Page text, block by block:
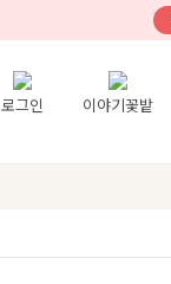
로그인 이야기꽃밭